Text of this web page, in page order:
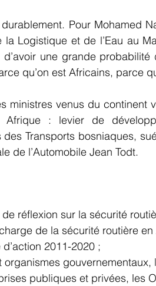
Pour Mohamed
Logistique et de l’Eau au
d’avoir une grande
qu’on est Africains, parce
ministres venus du continent
: levier de
Transports bosniaques,
de l’Automobile Jean Todt.
réflexion sur la sécurité
2011-2020 ;
publiques et privées, les